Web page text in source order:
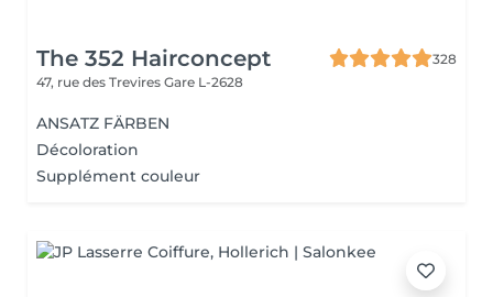
The 352 Hairconcept
328
47, rue des Trevires Gare L-2628
ANSATZ FÄRBEN
Décoloration
Supplément couleur